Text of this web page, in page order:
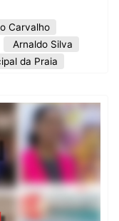
Carvalho
Arnaldo Silva
da Praia